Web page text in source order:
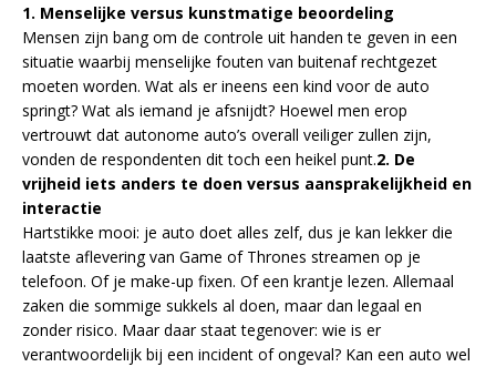
1. Menselijke versus kunstmatige beoordeling
Mensen zijn bang om de controle uit handen te geven in een
situatie waarbij menselijke fouten van buitenaf rechtgezet
moeten worden. Wat als er ineens een kind voor de auto
springt? Wat als iemand je afsnijdt? Hoewel men erop
vertrouwt dat autonome auto’s overall veiliger zullen zijn,
vonden de respondenten dit toch een heikel punt.2. De
vrijheid iets anders te doen versus aansprakelijkheid en
interactie
Hartstikke mooi: je auto doet alles zelf, dus je kan lekker die
laatste aflevering van Game of Thrones streamen op je
telefoon. Of je make-up fixen. Of een krantje lezen. Allemaal
zaken die sommige sukkels al doen, maar dan legaal en
zonder risico. Maar daar staat tegenover: wie is er
verantwoordelijk bij een incident of ongeval? Kan een auto wel